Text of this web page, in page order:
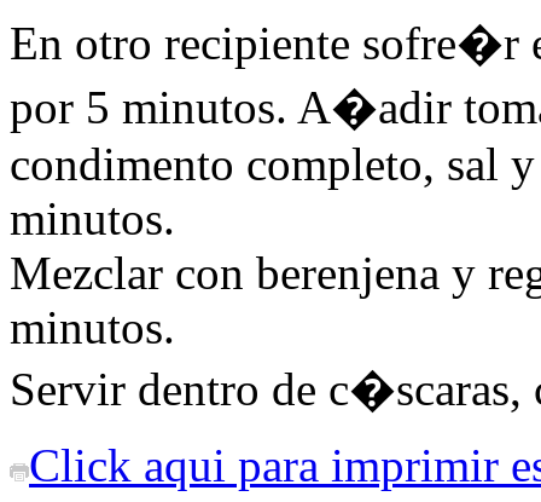
En otro recipiente sofre�r
por 5 minutos. A�adir
condimento completo, sal
minutos.
Mezclar con berenjena y
minutos.
Servir dentro de c�scaras,
Click aqui para imprimir